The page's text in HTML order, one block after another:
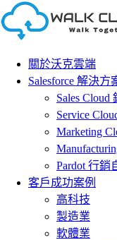
Skip
to
content
關於沃克雲端
Salesforce 解決方
Sales
Service
Marketing
Pardot 行銷
客戶成功案例
高科技
製造業
軟體業